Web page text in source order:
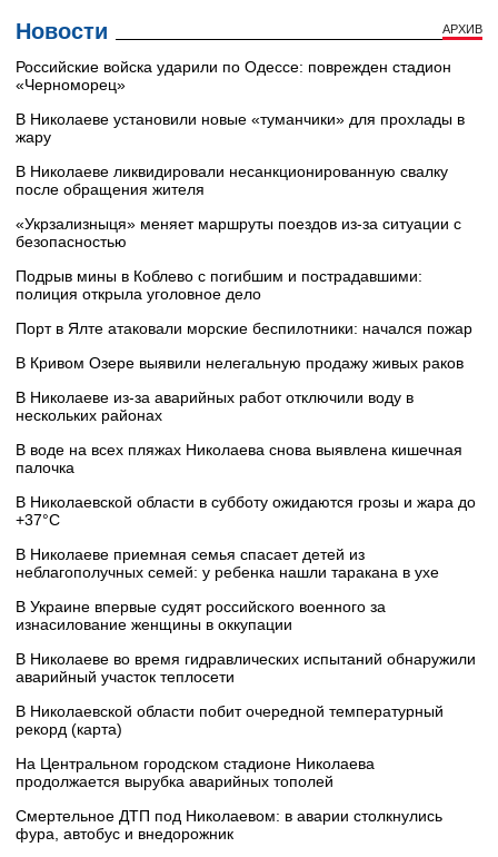
Новости АРХИВ
Российские войска ударили по Одессе: поврежден стадион
«Черноморец»
В Николаеве установили новые «туманчики» для прохлады в
жару
В Николаеве ликвидировали несанкционированную свалку
после обращения жителя
«Укрзализныця» меняет маршруты поездов из-за ситуации с
безопасностью
Подрыв мины в Коблево с погибшим и пострадавшими:
полиция открыла уголовное дело
Порт в Ялте атаковали морские беспилотники: начался пожар
В Кривом Озере выявили нелегальную продажу живых раков
В Николаеве из-за аварийных работ отключили воду в
нескольких районах
В воде на всех пляжах Николаева снова выявлена кишечная
палочка
В Николаевской области в субботу ожидаются грозы и жара до
+37°C
В Николаеве приемная семья спасает детей из
неблагополучных семей: у ребенка нашли таракана в ухе
В Украине впервые судят российского военного за
изнасилование женщины в оккупации
В Николаеве во время гидравлических испытаний обнаружили
аварийный участок теплосети
В Николаевской области побит очередной температурный
рекорд (карта)
На Центральном городском стадионе Николаева
продолжается вырубка аварийных тополей
Смертельное ДТП под Николаевом: в аварии столкнулись
фура, автобус и внедорожник